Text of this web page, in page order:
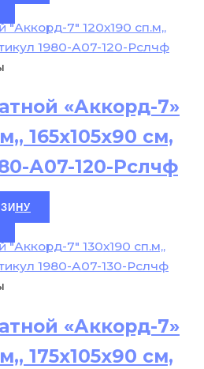
«Аккорд-7»
165х105х90 см,
А07-120-Рслчф
«Аккорд-7»
175х105х90 см,